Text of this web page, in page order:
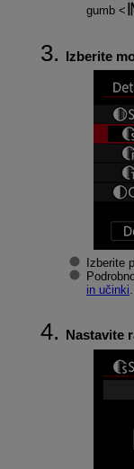
gumb
Izberite
Izberite
in učinki
Nastavite